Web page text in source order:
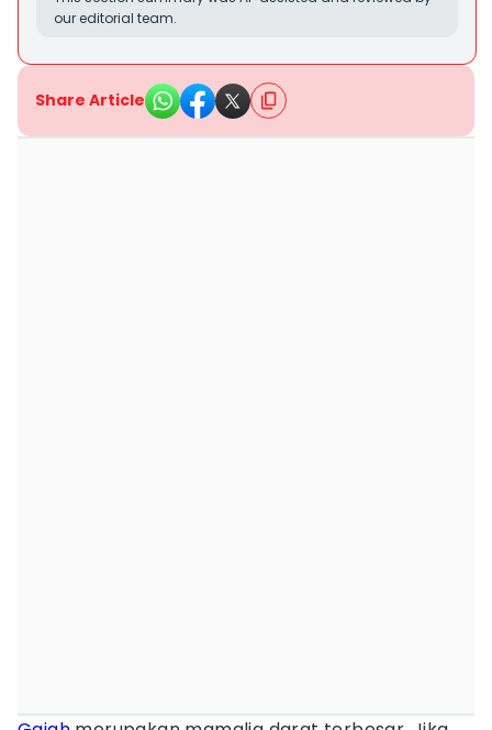
our editorial team.
Share Article